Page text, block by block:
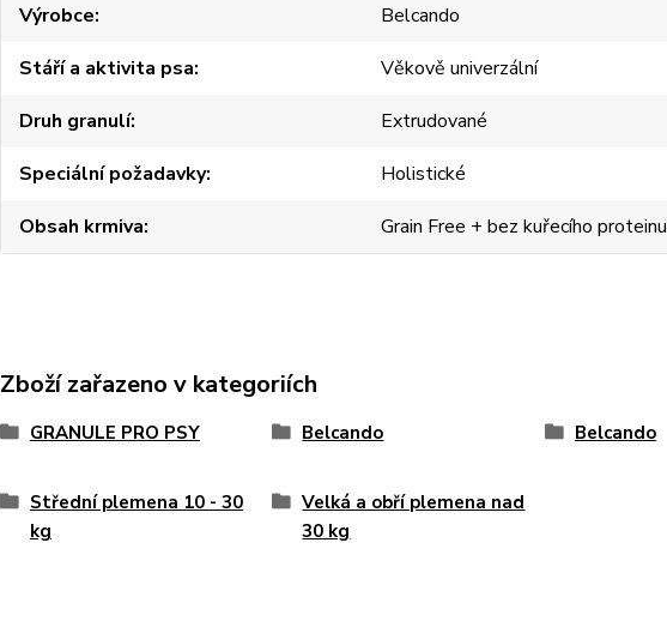
Výrobce
Belcando
Stáří a aktivita psa
Věkově univerzální
Druh granulí
Extrudované
Speciální požadavky
Holistické
Obsah krmiva
Grain Free + bez kuřecího proteinu
Zboží zařazeno v kategoriích
GRANULE PRO PSY Belcando Belcando
Střední plemena 10 - 30
kg
Velká a obří plemena nad
30 kg